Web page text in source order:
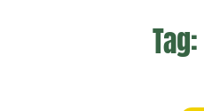
Tag: